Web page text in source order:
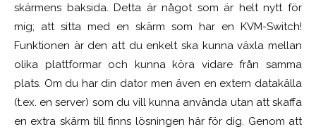
skärmens baksida. Detta är något som är helt nytt för
mig; att sitta med en skärm som har en KVM-Switch!
Funktionen är den att du enkelt ska kunna växla mellan
olika plattformar och kunna köra vidare från samma
plats. Om du har din dator men även en extern datakälla
(t.ex. en server) som du vill kunna använda utan att skaffa
en extra skärm till finns lösningen här för dig. Genom att